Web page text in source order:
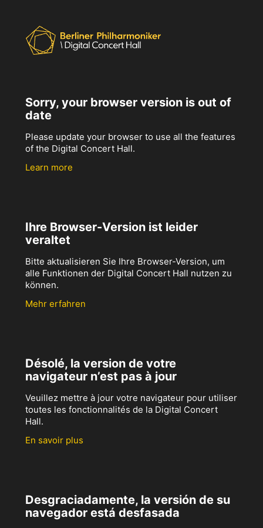
Sorry, your browser version is out of
date
Please update your browser to use all the features
of the Digital Concert Hall.
Learn more
Ihre Browser-Version ist leider
veraltet
Bitte aktualisieren Sie Ihre Browser-Version, um
alle Funktionen der Digital Concert Hall nutzen zu
können.
Mehr erfahren
Désolé, la version de votre
navigateur n’est pas à jour
Veuillez mettre à jour votre navigateur pour utiliser
toutes les fonctionnalités de la Digital Concert
Hall.
En savoir plus
Desgraciadamente, la versión de su
navegador está desfasada